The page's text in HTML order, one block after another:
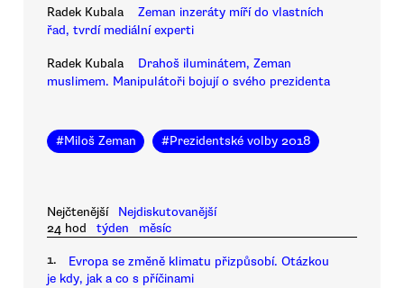
Radek Kubala
Zeman inzeráty míří do vlastních
řad, tvrdí mediální experti
Radek Kubala
Drahoš iluminátem, Zeman
muslimem. Manipulátoři bojují o svého prezidenta
#Miloš Zeman #Prezidentské volby 2018
Nejčtenější
Nejdiskutovanější
24 hod
týden měsíc
1.
Evropa se změně klimatu přizpůsobí. Otázkou
je kdy, jak a co s příčinami